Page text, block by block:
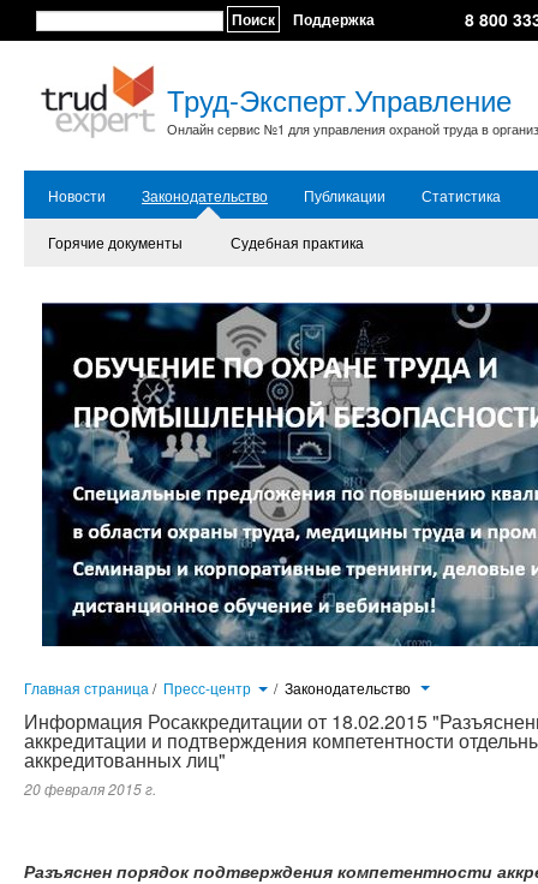
Поиск Поддержка 8 800
Труд-Эксперт.Управление
Онлайн сервис №1 для управления охраной труда в
Новости Законодательство Публикации Статистика
Горячие документы Судебная практика
Главная страница / Пресс-центр / Законодательство
Информация Росаккредитации от 18.02.2015
аккредитации и подтверждения компетентности
аккредитованных лиц"
20 февраля 2015 г.
Разъяснен порядок подтверждения компетентности